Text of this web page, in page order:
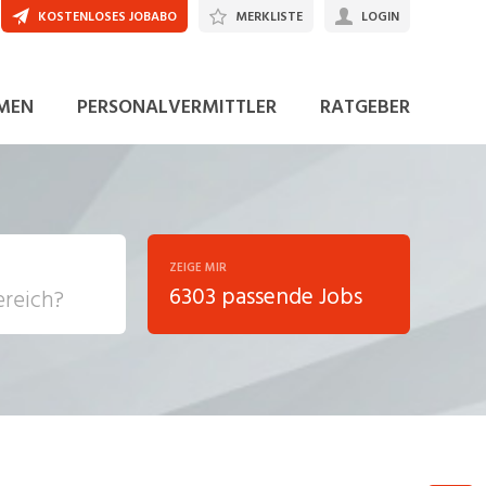
PERSONALVERMITTLER RATGEBER
KOSTENLOSES JOBABO MERKLISTE LOGIN
ZEIGE MIR
6303 passende Jobs
JETZT BEWERBEN